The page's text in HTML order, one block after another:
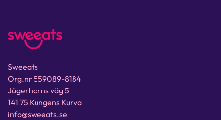
Sweeats
Org.nr 559089-8184
Jägerhorns väg 5
141 75 Kungens Kurva
info@sweeats.se